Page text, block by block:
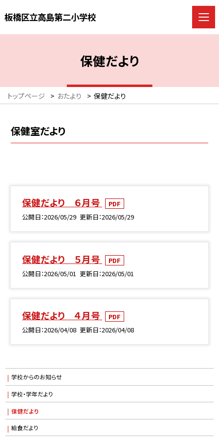
板橋区立高島第二小学校
保健だより
トップページ > おたより > 保健だより
保健室だより
保健だより ６月号
PDF
公開日 2026/05/29 更新日 2026/05/29
保健だより ５月号
PDF
公開日 2026/05/01 更新日 2026/05/01
保健だより ４月号
PDF
公開日 2026/04/08 更新日 2026/04/08
学校からのお知らせ
学校・学年だより
保健だより
給食だより